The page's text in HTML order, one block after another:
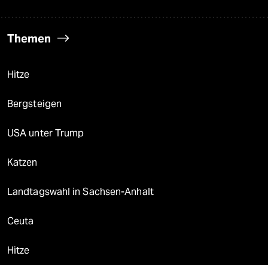
Themen
Hitze
Bergsteigen
USA unter Trump
Katzen
Landtagswahl in Sachsen-Anhalt
Ceuta
Hitze